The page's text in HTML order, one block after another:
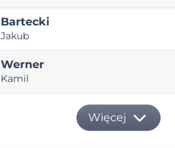
Bartecki
Jakub
Werner
Kamil
Więcej